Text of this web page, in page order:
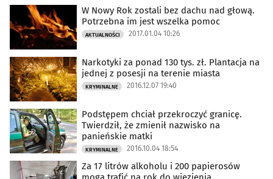
W Nowy Rok zostali bez dachu nad głową.
Potrzebna im jest wszelka pomoc
AKTUALNOŚCI 2017.01.04 10:26
Narkotyki za ponad 130 tys. zł. Plantacja na
jednej z posesji na terenie miasta
KRYMINALNE 2016.12.07 19:40
Podstępem chciał przekroczyć granicę.
Twierdził, że zmienił nazwisko na
panieńskie matki
KRYMINALNE 2016.10.04 18:54
Za 17 litrów alkoholu i 200 papierosów